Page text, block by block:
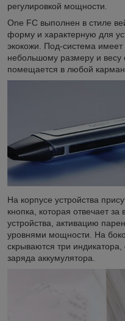
регулировкой мощности.
One FC выполнен в стиле
форму и характерную для
экокожи. Под-система
небольшому размеру и весу
помещается в любой карман.
На корпусе устройства
кнопка, которая отвечает
устройства, активацию
уровнями мощности. На
скрываются три
заряда аккумулятора.